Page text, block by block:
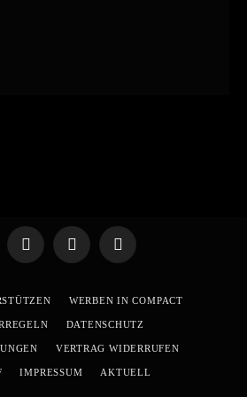
WhatsApp
X
YouTube
WERBEN IN COMPACT
DATENSCHUTZ
VERTRAG WIDERRUFEN
IMPRESSUM AKTUELL